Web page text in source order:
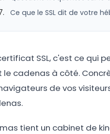
Ce que le SSL dit de votre
SSL, c'est ce qui
le cadenas à côté.
de vos
tient un cabinet de